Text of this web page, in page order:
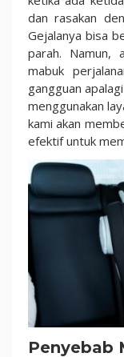
Jalan-
Jalan
Anda
Tanpa
Gangguan
dan rasakan
Gejalanya bisa
parah. Namun,
mabuk
gangguan
menggunakan
kami akan
efektif untuk
Penyebab